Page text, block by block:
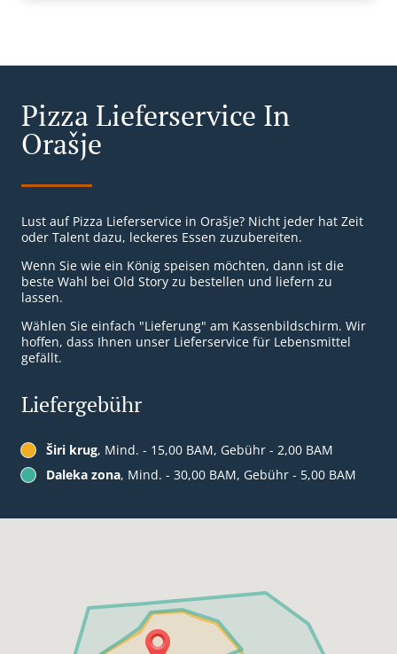
Pizza Lieferservice In
Orašje
Lust auf Pizza Lieferservice in Orašje? Nicht jeder hat Zeit
oder Talent dazu, leckeres Essen zuzubereiten.
Wenn Sie wie ein König speisen möchten, dann ist die
beste Wahl bei Old Story zu bestellen und liefern zu
lassen.
Wählen Sie einfach "Lieferung" am Kassenbildschirm. Wir
hoffen, dass Ihnen unser Lieferservice für Lebensmittel
gefällt.
Liefergebühr
Širi krug, Mind. - 15,00 BAM, Gebühr - 2,00 BAM
Daleka zona, Mind. - 30,00 BAM, Gebühr - 5,00 BAM